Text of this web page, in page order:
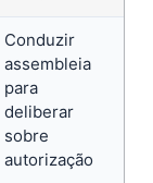
Conduzir
assembleia
para
deliberar
sobre
autorização